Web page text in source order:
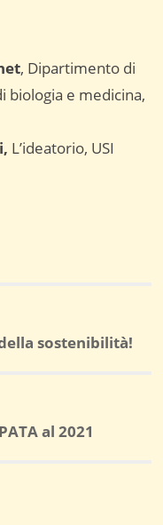
, Dipartimento di
biologia e medicina,
L’ideatorio, USI
sostenibilità!
al 2021